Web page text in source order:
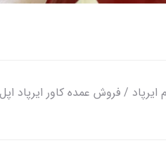
ایرپاد / فروش عمده کاور ایرپاد اپل